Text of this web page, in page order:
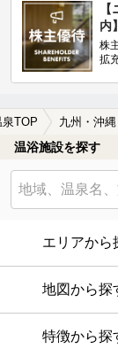
内】
株
拡
泉TOP 九州・沖縄
温浴施設を探す
エリアから
地図から探
特徴から探